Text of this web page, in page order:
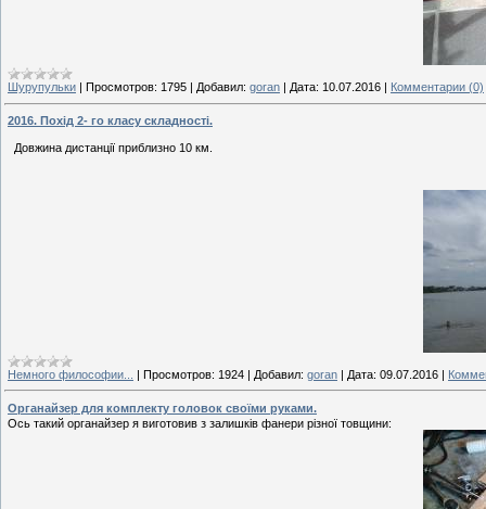
Шурупульки Просмотров: 1795 Добавил: goran Дата: 10.07.2016 Комментарии (0)
2016. Похід 2- го класу складності.
Довжина дистанції приблизно 10 км.
Немного философии... | Просмотров: 1924 | Добавил: goran | Дата: 09.07.2016 |
Органайзер для комплекту головок своїми руками.
Ось такий органайзер я виготовив з залишків фанери різної товщини: